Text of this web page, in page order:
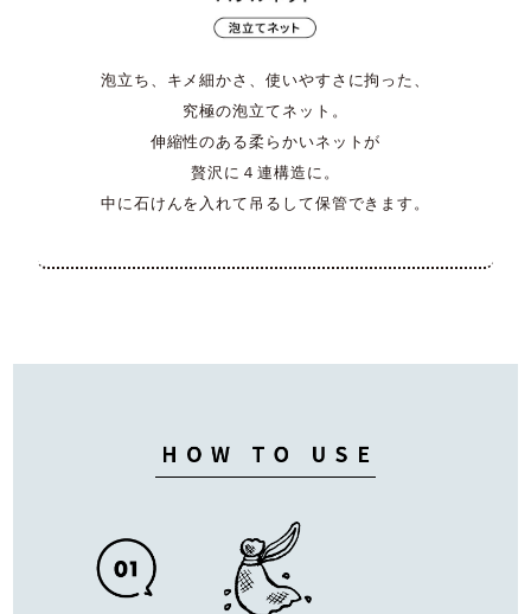
泡立ち、キメ細かさ、使いやすさに拘った、
究極の泡立てネット。
伸縮性のある柔らかいネットが
贅沢に４連構造に。
中に石けんを入れて吊るして保管できます。